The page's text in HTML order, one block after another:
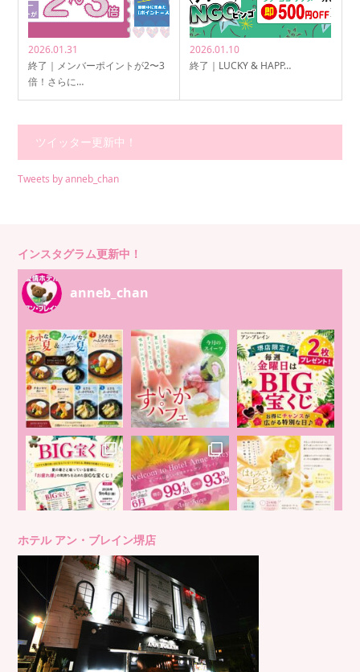
2026.01.31
終了｜メンバーポイントが2〜3
倍！さらに…
2026.01.10
終了｜LUCKY & HAPP…
ツイッター更新中！
Tweets by anneb_chan
インスタグラム更新中！
anneb_chan
ホテル アン・ブレイン堺店